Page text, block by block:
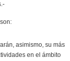
asimismo, su más
en el ámbito